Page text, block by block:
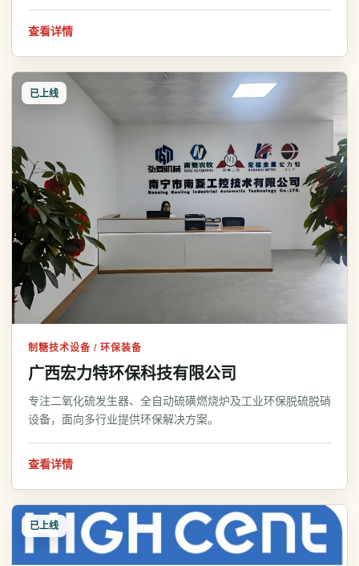
查看详情
已上线
制糖技术设备 / 环保装备
广西宏力特环保科技有限公司
专注二氧化硫发生器、全自动硫磺燃烧炉及工业环保脱硫脱硝
设备，面向多行业提供环保解决方案。
查看详情
已上线